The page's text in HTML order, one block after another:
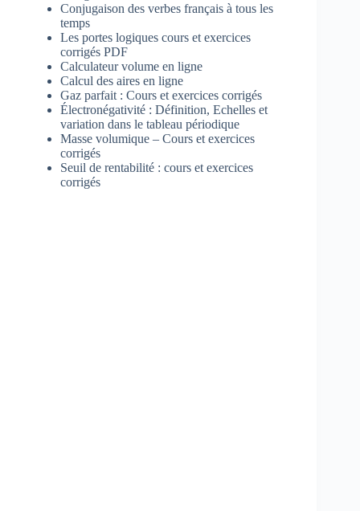
Conjugaison des verbes français à tous les
temps
Les portes logiques cours et exercices
corrigés PDF
Calculateur volume en ligne
Calcul des aires en ligne
Gaz parfait : Cours et exercices corrigés
Électronégativité : Définition, Echelles et
variation dans le tableau périodique
Masse volumique – Cours et exercices
corrigés
Seuil de rentabilité : cours et exercices
corrigés